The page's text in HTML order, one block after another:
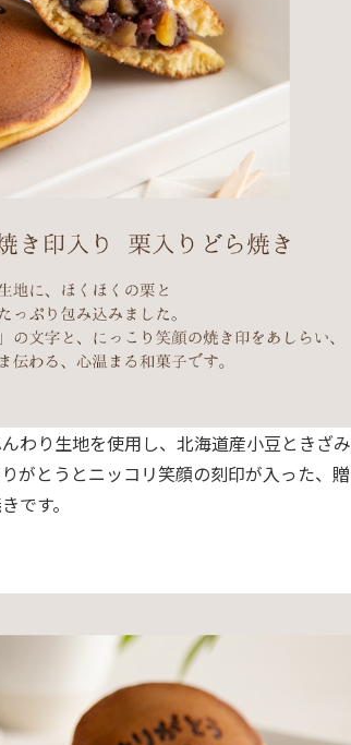
わり生地を使用し、北海道産小豆ときざみ
がとうとニッコリ笑顔の刻印が入った、贈
です。